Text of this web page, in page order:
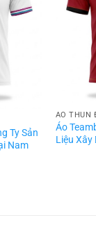
Ty Sản
Nam
ÁO THUN
Áo
Liệu Xây